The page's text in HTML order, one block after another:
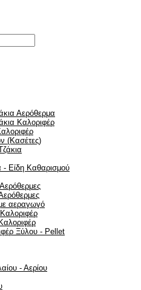
Αερόθερμα
Καλοριφέρ
(Κασέτες)
Είδη Καθαρισμού
αεραγωγό
Ξύλου - Pellet
- Αερίου